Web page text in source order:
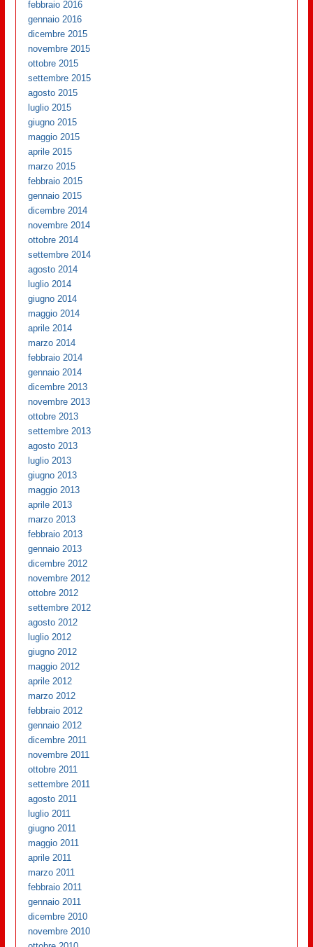
febbraio 2016
gennaio 2016
dicembre 2015
novembre 2015
ottobre 2015
settembre 2015
agosto 2015
luglio 2015
giugno 2015
maggio 2015
aprile 2015
marzo 2015
febbraio 2015
gennaio 2015
dicembre 2014
novembre 2014
ottobre 2014
settembre 2014
agosto 2014
luglio 2014
giugno 2014
maggio 2014
aprile 2014
marzo 2014
febbraio 2014
gennaio 2014
dicembre 2013
novembre 2013
ottobre 2013
settembre 2013
agosto 2013
luglio 2013
giugno 2013
maggio 2013
aprile 2013
marzo 2013
febbraio 2013
gennaio 2013
dicembre 2012
novembre 2012
ottobre 2012
settembre 2012
agosto 2012
luglio 2012
giugno 2012
maggio 2012
aprile 2012
marzo 2012
febbraio 2012
gennaio 2012
dicembre 2011
novembre 2011
ottobre 2011
settembre 2011
agosto 2011
luglio 2011
giugno 2011
maggio 2011
aprile 2011
marzo 2011
febbraio 2011
gennaio 2011
dicembre 2010
novembre 2010